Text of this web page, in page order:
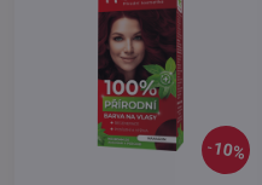
10%